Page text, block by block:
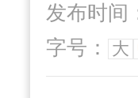
发布时间
字号：
大